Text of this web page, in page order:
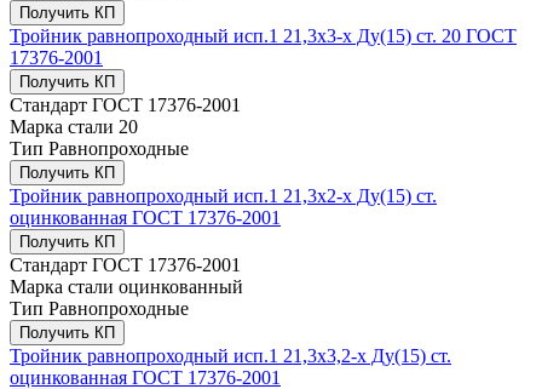
Получить КП
Тройник равнопроходный исп.1 21,3х3-х Ду(15) ст. 20 ГОСТ
17376-2001
Получить КП
Стандарт ГОСТ 17376-2001
Марка стали 20
Тип Равнопроходные
Получить КП
Тройник равнопроходный исп.1 21,3х2-х Ду(15) ст.
оцинкованная ГОСТ 17376-2001
Получить КП
Стандарт ГОСТ 17376-2001
Марка стали оцинкованный
Тип Равнопроходные
Получить КП
Тройник равнопроходный исп.1 21,3х3,2-х Ду(15) ст.
оцинкованная ГОСТ 17376-2001